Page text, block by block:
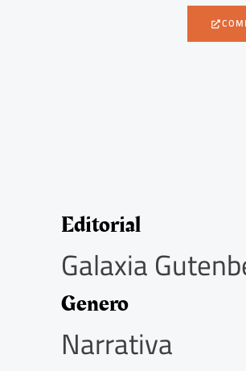
Editorial
Galaxia
Genero
Narrativa